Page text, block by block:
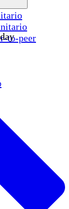
to-peer